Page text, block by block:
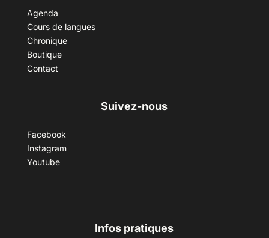
Agenda
Cours de langues
Chronique
Boutique
Contact
Suivez-nous
Facebook
Instagram
Youtube
Infos pratiques